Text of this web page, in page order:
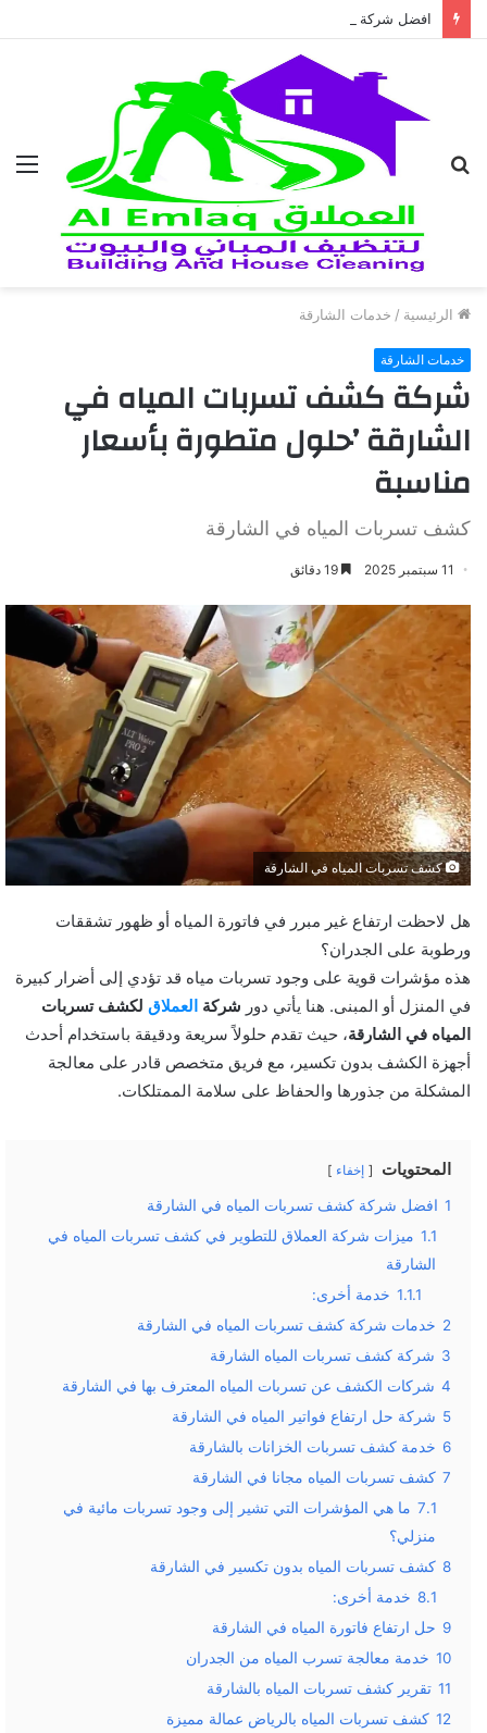
افضل شركة عزل الأسطح في العين باسعار تنافسية
الرئيسية / خدمات الشارقة
خدمات الشارقة
شركة كشف تسربات المياه في
الشارقة ’حلول متطورة بأسعار
مناسبة
كشف تسربات المياه في الشارقة
11 سبتمبر 2025
كشف تسربات المياه في الشارقة
هل لاحظت ارتفاع غير مبرر في فاتورة المياه أو ظهور تشققات
ورطوبة على الجدران؟
هذه مؤشرات قوية على وجود تسربات مياه قد تؤدي إلى أضرار كبيرة
في المنزل أو المبنى. هنا يأتي دور شركة العملاق لكشف تسربات
المياه في الشارقة، حيث تقدم حلولاً سريعة ودقيقة باستخدام أحدث
أجهزة الكشف بدون تكسير، مع فريق متخصص قادر على معالجة
المشكلة من جذورها والحفاظ على سلامة الممتلكات.
المحتويات إخفاء
1 افضل شركة كشف تسربات المياه في الشارقة
1.1 ميزات شركة العملاق للتطوير في كشف تسربات المياه في
الشارقة
1.1.1 خدمة أخرى:
2 خدمات شركة كشف تسربات المياه في الشارقة
3 شركة كشف تسربات المياه الشارقة
4 شركات الكشف عن تسربات المياه المعترف بها في الشارقة
5 شركة حل ارتفاع فواتير المياه في الشارقة
6 خدمة كشف تسربات الخزانات بالشارقة
7 كشف تسربات المياه مجانا في الشارقة
7.1 ما هي المؤشرات التي تشير إلى وجود تسربات مائية في
منزلي؟
8 كشف تسربات المياه بدون تكسير في الشارقة
8.1 خدمة أخرى:
9 حل ارتفاع فاتورة المياه في الشارقة
10 خدمة معالجة تسرب المياه من الجدران
11 تقرير كشف تسربات المياه بالشارقة
12 كشف تسربات المياه بالرياض عمالة مميزة